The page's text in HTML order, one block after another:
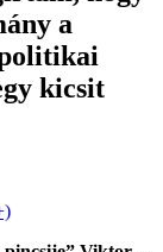
a
kicsit